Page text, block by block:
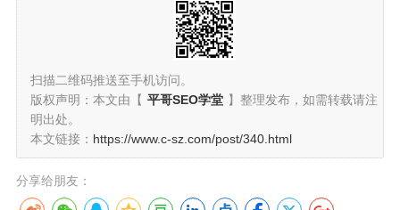
扫描二维码推送至手机访问。
版权声明：本文由【 平哥SEO学堂 】整理发布，如需转载请注
明出处。
本文链接： https://www.c-sz.com/post/340.html
分享给朋友：